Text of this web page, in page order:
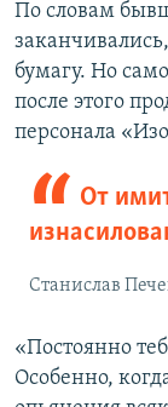
По словам
бумагу. Но
после этого
персонала
От
Станислав
«Постоянно
Особенно,